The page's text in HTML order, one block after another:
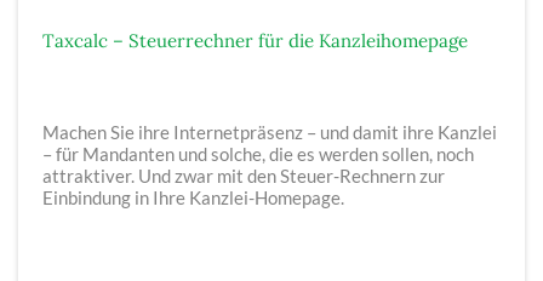
Taxcalc – Steuerrechner für die Kanzleihomepage
Machen Sie ihre Internetpräsenz – und damit ihre Kanzlei
– für Mandanten und solche, die es werden sollen, noch
attraktiver. Und zwar mit den Steuer-Rechnern zur
Einbindung in Ihre Kanzlei-Homepage.